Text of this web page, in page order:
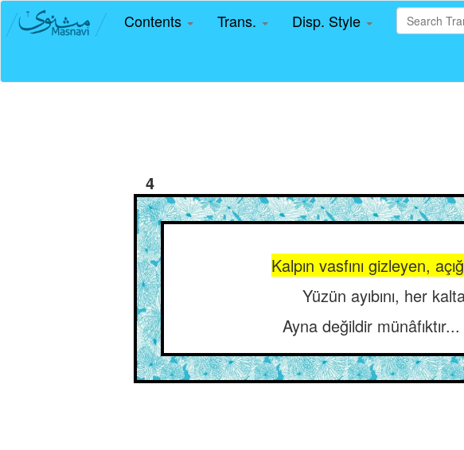
Contents Trans. Disp. Style
4
Kalpın vasfını gizleyen,
Yüzün ayıbını, her
Ayna değildir